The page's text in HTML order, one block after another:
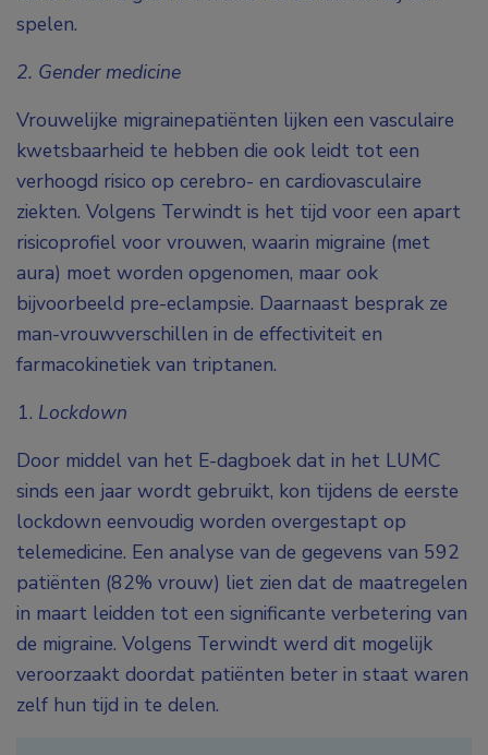
spelen.
2. Gender medicine
Vrouwelijke migrainepatiënten lijken een vasculaire
kwetsbaarheid te hebben die ook leidt tot een
verhoogd risico op cerebro- en cardiovasculaire
ziekten. Volgens Terwindt is het tijd voor een apart
risicoprofiel voor vrouwen, waarin migraine (met
aura) moet worden opgenomen, maar ook
bijvoorbeeld pre-eclampsie. Daarnaast besprak ze
man-vrouwverschillen in de effectiviteit en
farmacokinetiek van triptanen.
Lockdown
Door middel van het E-dagboek dat in het LUMC
sinds een jaar wordt gebruikt, kon tijdens de eerste
lockdown eenvoudig worden overgestapt op
telemedicine. Een analyse van de gegevens van 592
patiënten (82% vrouw) liet zien dat de maatregelen
in maart leidden tot een significante verbetering van
de migraine. Volgens Terwindt werd dit mogelijk
veroorzaakt doordat patiënten beter in staat waren
zelf hun tijd in te delen.